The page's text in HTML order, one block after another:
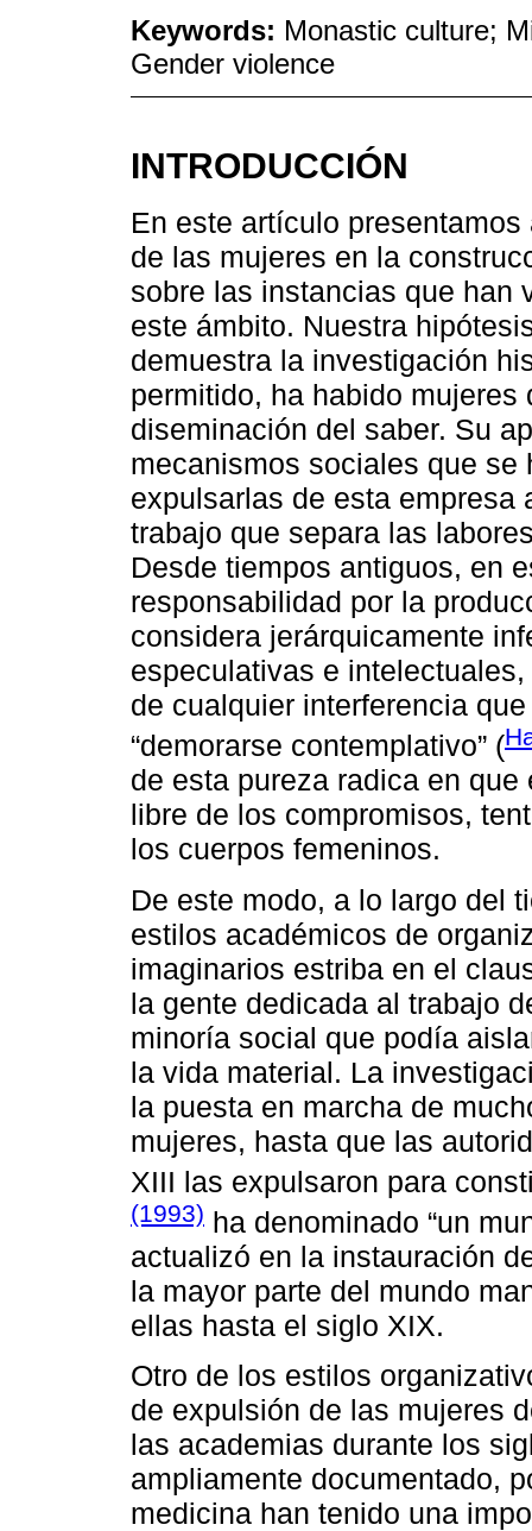
Keywords: Monastic culture;
Gender violence
INTRODUCCIÓN
En este artículo
de las mujeres en la
sobre las instancias que han
este ámbito. Nuestra
demuestra la investigación
permitido, ha habido
diseminación del saber. Su
mecanismos sociales que se
expulsarlas de esta empresa
trabajo que separa las
Desde tiempos antiguos, en
responsabilidad por la
considera jerárquicamente
especulativas e
de cualquier interferencia
“demorarse contemplativo” (
de esta pureza radica en
libre de los compromisos,
los cuerpos femeninos.
De este modo, a lo largo del
estilos académicos de
imaginarios estriba en el
la gente dedicada al trabajo
minoría social que podía
la vida material. La
la puesta en marcha de
mujeres, hasta que las
XIII las expulsaron para
(1993) ha denominado “un
actualizó en la instauración
la mayor parte del mundo
ellas hasta el siglo XIX.
Otro de los estilos
de expulsión de las mujeres
las academias durante los
ampliamente documentado,
medicina han tenido una